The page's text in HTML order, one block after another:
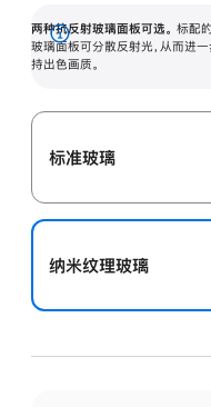
两种抗反射玻璃面板可选。 标配
玻璃面板可分散反射光，从而进
持出色画质。
展
开
标准玻璃
纳米纹理玻璃